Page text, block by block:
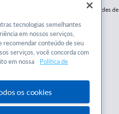
Franquias / Redes de
Moda
Moveleiro
Saúde
Turismo
Mercopar
tecnologias semelhantes
em nossos serviços,
recomendar conteúdo de seu
serviços, você concorda com
em nossa
Política de
os cookies